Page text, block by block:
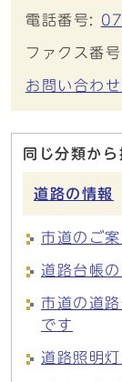
電話番号:
ファクス番
お問い合わ
同じ分類から
道路の情報
市道のご案
道路台帳
市道の道
です
道路照明